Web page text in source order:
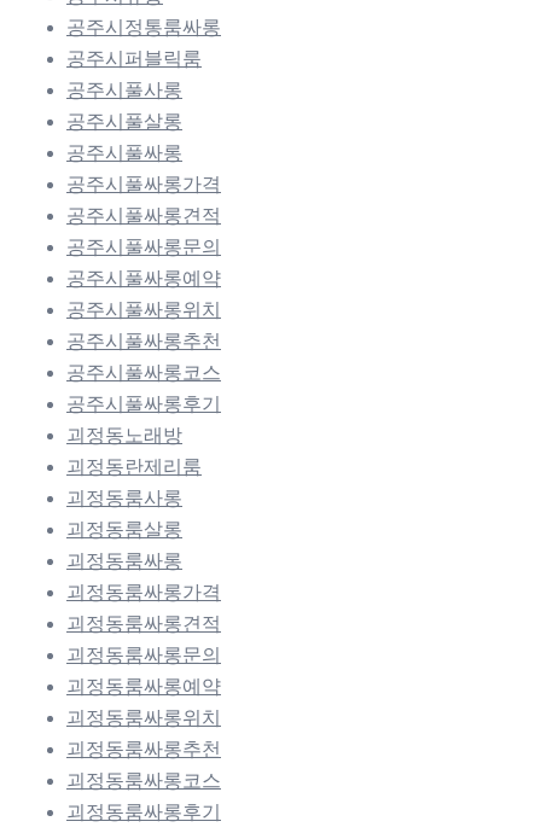
공주시정통룸싸롱
공주시퍼블릭룸
공주시풀사롱
공주시풀살롱
공주시풀싸롱
공주시풀싸롱가격
공주시풀싸롱견적
공주시풀싸롱문의
공주시풀싸롱예약
공주시풀싸롱위치
공주시풀싸롱추천
공주시풀싸롱코스
공주시풀싸롱후기
괴정동노래방
괴정동란제리룸
괴정동룸사롱
괴정동룸살롱
괴정동룸싸롱
괴정동룸싸롱가격
괴정동룸싸롱견적
괴정동룸싸롱문의
괴정동룸싸롱예약
괴정동룸싸롱위치
괴정동룸싸롱추천
괴정동룸싸롱코스
괴정동룸싸롱후기